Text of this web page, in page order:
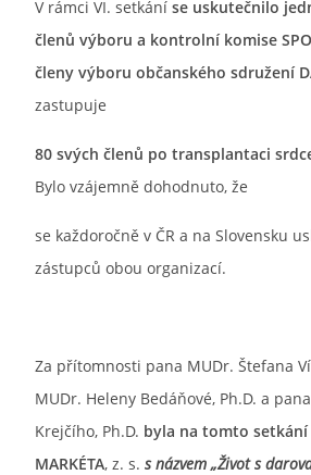
V rámci VI. setkání se uskutečnilo
členů výboru a kontrolní komise
členy výboru občanského sdružení
zastupuje
80 svých členů po transplantaci
Bylo vzájemně dohodnuto, že
se každoročně v ČR a na Slovensku
zástupců obou organizací.
Za přítomnosti pana MUDr. Štefana
MUDr. Heleny Bedáňové, Ph.D. a
Krejčího, Ph.D. byla na tomto setkání
MARKÉTA, z. s. s názvem „Život s